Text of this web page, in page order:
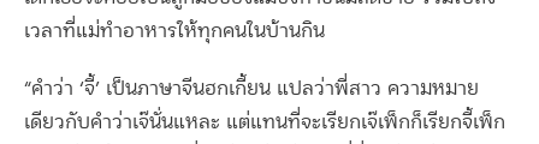
เวลาที่แม่ทำอาหารให้ทุกคนในบ้านกิน
“คำว่า ‘จี้’ เป็นภาษาจีนฮกเกี้ยน แปลว่าพี่สาว ความหมาย
เดียวกับคำว่าเจ๊นั่นแหละ แต่แทนที่จะเรียกเจ๊เพ็กก็เรียกจี้เพ็ก